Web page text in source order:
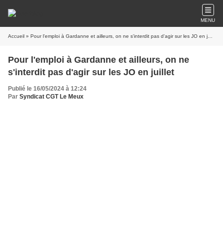
MENU
Accueil » Pour l'emploi à Gardanne et ailleurs, on ne s'interdit pas d'agir sur les JO en juillet
Pour l'emploi à Gardanne et ailleurs, on ne
s'interdit pas d'agir sur les JO en juillet
Publié le 16/05/2024 à 12:24
Par Syndicat CGT Le Meux